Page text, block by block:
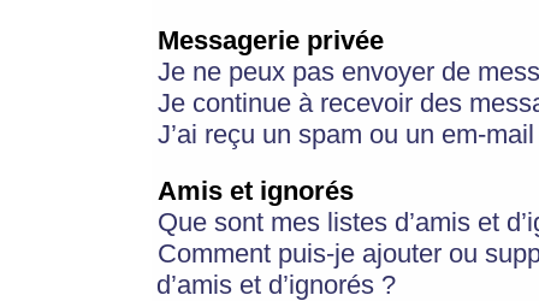
Messagerie privée
Je ne peux pas envoyer de
Je continue à recevoir des
J’ai reçu un spam ou un em-
Amis et ignorés
Que sont mes listes d’amis et
Comment puis-je ajouter ou
d’amis et d’ignorés ?